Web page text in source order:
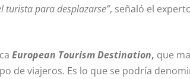
turista para desplazarse”, señaló el
European Tourism Destination, que
de viajeros. Es lo que se podría